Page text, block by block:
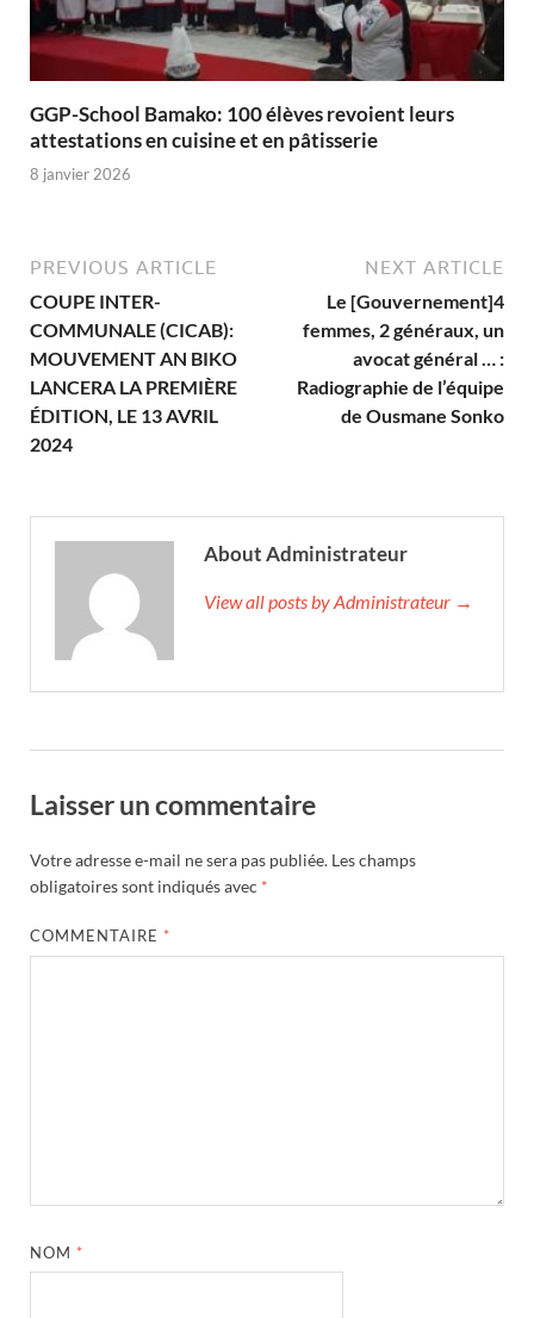
GGP-School Bamako: 100 élèves revoient leurs
attestations en cuisine et en pâtisserie
8 janvier 2026
PREVIOUS ARTICLE
COUPE INTER-
COMMUNALE (CICAB):
MOUVEMENT AN BIKO
LANCERA LA PREMIÈRE
ÉDITION, LE 13 AVRIL
2024
NEXT ARTICLE
Le [Gouvernement]4
femmes, 2 généraux, un
avocat général … :
Radiographie de l’équipe
de Ousmane Sonko
About Administrateur
View all posts by Administrateur →
Laisser un commentaire
Votre adresse e-mail ne sera pas publiée. Les champs
obligatoires sont indiqués avec *
COMMENTAIRE *
NOM *